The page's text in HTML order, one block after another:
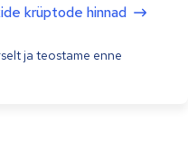
krüptode hinnad
ja teostame enne